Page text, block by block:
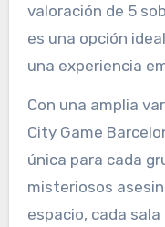
valoración de 5
es una opción
una experiencia
Con una amplia
City Game
única para cada
misteriosos
espacio, cada